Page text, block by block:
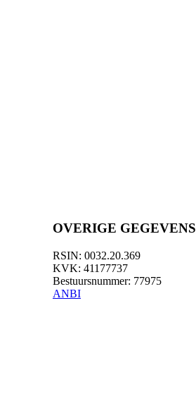
OVERIGE GEGEVENS
RSIN: 0032.20.369
KVK: 41177737
Bestuursnummer: 77975
ANBI